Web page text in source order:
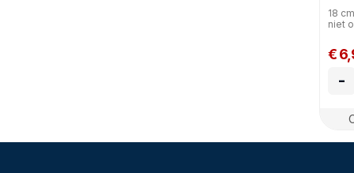
18
niet
€
-